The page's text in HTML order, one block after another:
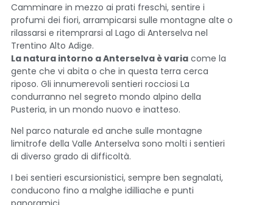
Camminare in mezzo ai prati freschi, sentire i
profumi dei fiori, arrampicarsi sulle montagne alte o
rilassarsi e ritemprarsi al Lago di Anterselva nel
Trentino Alto Adige.
La natura intorno a Anterselva è variacome la
gente che vi abita o che in questa terra cerca
riposo. Gli innumerevoli sentieri rocciosi La
condurranno nel segreto mondo alpino della
Pusteria, in un mondo nuovo e inatteso.
Nel parco naturale ed anche sulle montagne
limitrofe della Valle Anterselva sono molti i sentieri
di diverso grado di difficoltà.
I bei sentieri escursionistici, sempre ben segnalati,
conducono fino a malghe idilliache e punti